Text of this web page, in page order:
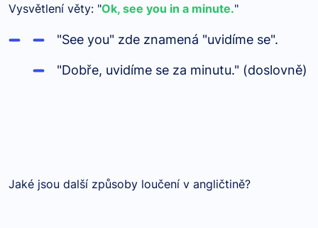
Vysvětlení věty: "Ok, see you in a minute."
"See you" zde znamená "uvidíme se".
"Dobře, uvidíme se za minutu." (doslovně)
Jaké jsou další způsoby loučení v angličtině?